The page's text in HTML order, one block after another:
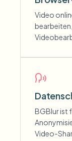
Video
BGBlur ist
Video-